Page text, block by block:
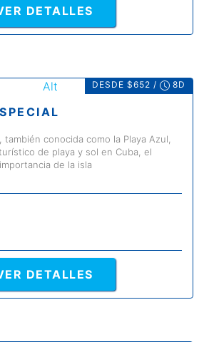
DETALLES
DESDE $652 / 8D
también conocida como la Playa Azul,
de playa y sol en Cuba, el
de la isla
DETALLES